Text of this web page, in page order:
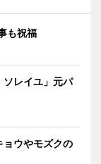
も祝福
レイユ」元パ
ウやモズクの